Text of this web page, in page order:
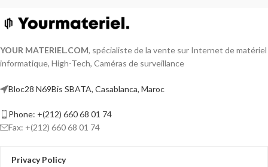
environnement plus sûr.
Renforcez votre réseau sans
1 mètre
YOUR MATERIEL.COM, spécialiste de la vente sur Internet de matériel
informatique, High-Tech, Caméras de surveillance
Bloc28 N69Bis SBATA, Casablanca, Maroc
Phone: +(212) 660 68 01 74
Fax: +(212) 660 68 01 74
Privacy Policy